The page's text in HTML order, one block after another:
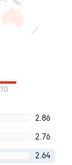
10
2.86
2.76
2.64